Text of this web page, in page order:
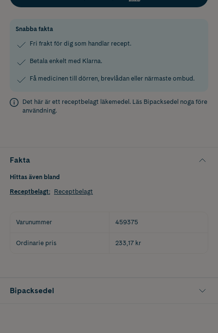
Snabba fakta
Fri frakt för dig som handlar recept.
Betala enkelt med Klarna.
Få medicinen till dörren, brevlådan eller närmaste ombud.
Det här är ett receptbelagt läkemedel. Läs Bipacksedel noga före
användning.
Fakta
Hittas även bland
Receptbelagt: Receptbelagt
Varunummer 459375
Ordinarie pris 233,17 kr
Bipacksedel